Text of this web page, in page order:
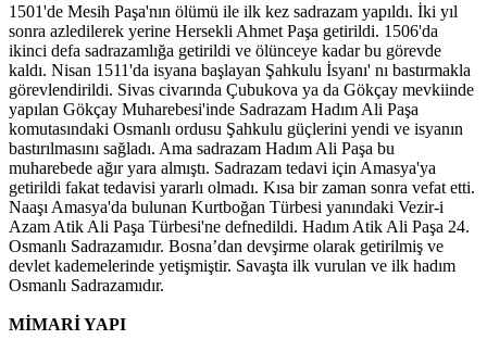
1501'de Mesih Paşa'nın ölümü ile ilk kez sadrazam yapıldı. İki yıl
sonra azledilerek yerine Hersekli Ahmet Paşa getirildi. 1506'da
ikinci defa sadrazamlığa getirildi ve ölünceye kadar bu görevde
kaldı. Nisan 1511'da isyana başlayan Şahkulu İsyanı' nı bastırmakla
görevlendirildi. Sivas civarında Çubukova ya da Gökçay mevkiinde
yapılan Gökçay Muharebesi'inde Sadrazam Hadım Ali Paşa
komutasındaki Osmanlı ordusu Şahkulu güçlerini yendi ve isyanın
bastırılmasını sağladı. Ama sadrazam Hadım Ali Paşa bu
muharebede ağır yara almıştı. Sadrazam tedavi için Amasya'ya
getirildi fakat tedavisi yararlı olmadı. Kısa bir zaman sonra vefat etti.
Naaşı Amasya'da bulunan Kurtboğan Türbesi yanındaki Vezir-i
Azam Atik Ali Paşa Türbesi'ne defnedildi. Hadım Atik Ali Paşa 24.
Osmanlı Sadrazamıdır. Bosna’dan devşirme olarak getirilmiş ve
devlet kademelerinde yetişmiştir. Savaşta ilk vurulan ve ilk hadım
Osmanlı Sadrazamıdır.
MİMARİ YAPI